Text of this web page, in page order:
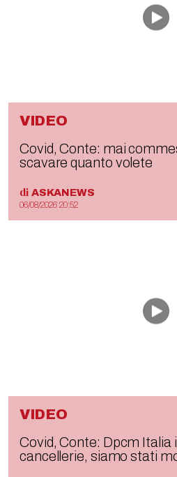
VIDEO
Covid, Conte: mai
scavare quanto volete
di ASKANEWS
06/08/2026 20:52
VIDEO
Covid, Conte: Dpcm Italia
cancellerie, siamo stati